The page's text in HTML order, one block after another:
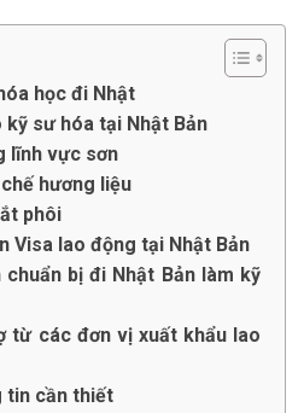
học đi Nhật
kỹ sư hóa tại Nhật Bản
lĩnh vực sơn
hương liệu
phôi
Visa lao động tại Nhật Bản
bị đi Nhật Bản làm kỹ
từ các đơn vị xuất khẩu lao
tin cần thiết